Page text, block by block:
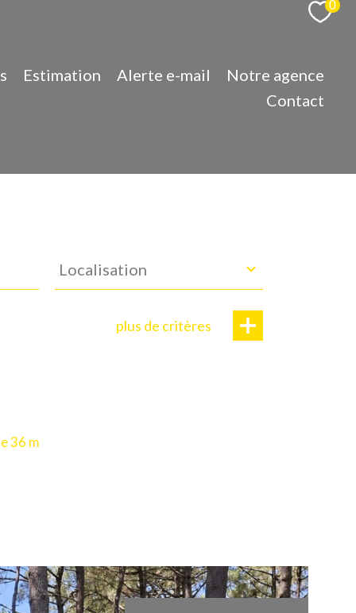
0
Estimation Alerte e-mail
Notre agence
Contact
Localisation
plus de critères
36 m